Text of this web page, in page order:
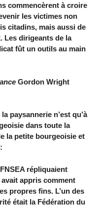
commencèrent à croire
les victimes non
citadins, mais aussi de
Les dirigeants de la
fût un outils au main
Gordon Wright
paysannerie n’est qu’à
dans toute la
la petite bourgeoisie et
répliquaient
appris comment
propres fins. L’un des
était la Fédération du